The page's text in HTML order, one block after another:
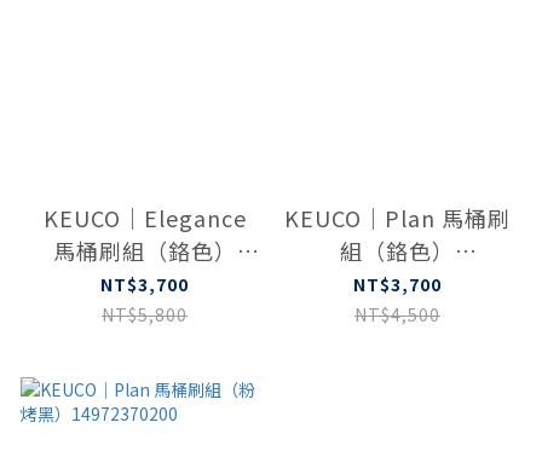
KEUCO｜Elegance
馬桶刷組（鉻色）
11669019000
NT$3,700
NT$5,800
KEUCO｜Plan 馬桶刷
組（鉻色）
14972010100
NT$3,700
NT$4,500